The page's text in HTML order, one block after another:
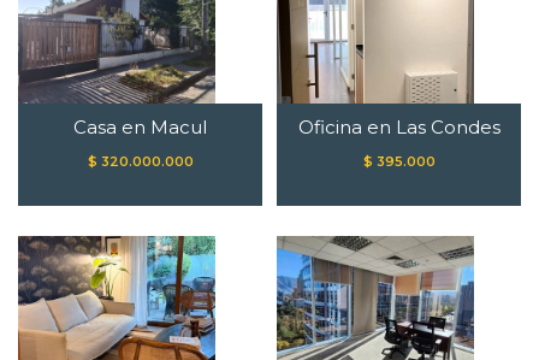
Casa en Macul
$ 320.000.000
Oficina en Las Condes
$ 395.000